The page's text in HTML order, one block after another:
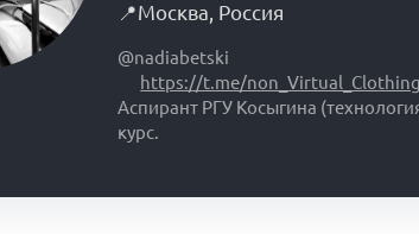
📍Москва, Россия
@nadiabetski
https://t.me/non_Virtual_Clothing
Аспирант РГУ Косыгина
курс.